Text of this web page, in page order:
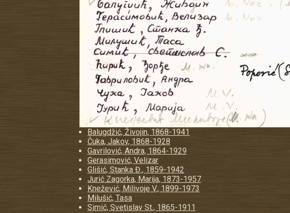
Balugdžić, Živojin, 1868-1941
Čuka, Jakov, 1868-1928
Gavrilović, Andra, 1864-1929
Gerasimović, Velizar
Glišić, Stanka Đ., 1859-1942
Jurić Zagorka, Marija, 1873-1957
Knežević, Milivoje V., 1899-1973
Milušić, Tasa
Simić, Svetislav St., 1865-1911